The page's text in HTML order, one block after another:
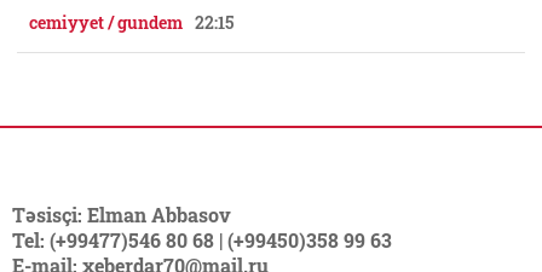
cemiyyet / gundem 22:15
Təsisçi: Elman Abbasov
Tel: (+99477)546 80 68 | (+99450)358 99 63
E-mail: xeberdar70@mail.ru